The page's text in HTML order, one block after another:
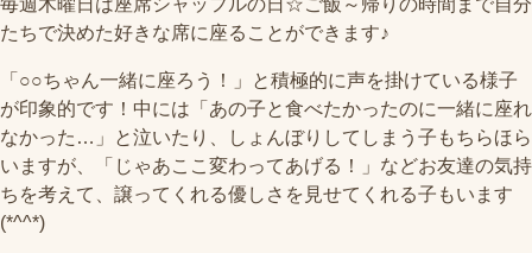
毎週木曜日は座席シャッフルの日☆ご飯～帰りの時間まで自分
たちで決めた好きな席に座ることができます♪
「○○ちゃん一緒に座ろう！」と積極的に声を掛けている様子
が印象的です！中には「あの子と食べたかったのに一緒に座れ
なかった…」と泣いたり、しょんぼりしてしまう子もちらほら
いますが、「じゃあここ変わってあげる！」などお友達の気持
ちを考えて、譲ってくれる優しさを見せてくれる子もいます
(*^^*)